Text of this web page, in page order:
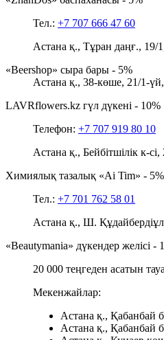
Тел.: +7 707 666 47 60
Астана қ., Тұран даңғ.,
«Beershop» сыра бары - 5%
Астана қ., 38-көше, 21/1-
LAVRflowers.kz гүл дүкені - 10%
Телефон: +7 707 919 80 10
Астана қ., Бейбітшілік к-сі,
Химиялық тазалық «Ai Tim» - 5%
Тел.: +7 701 762 58 01
Астана қ., Ш.
«Beautymania» дүкендер желісі -
20 000 теңгеден асатын
Мекенжайлар:
Астана қ., Қабанбай
Астана қ., Қабанбай